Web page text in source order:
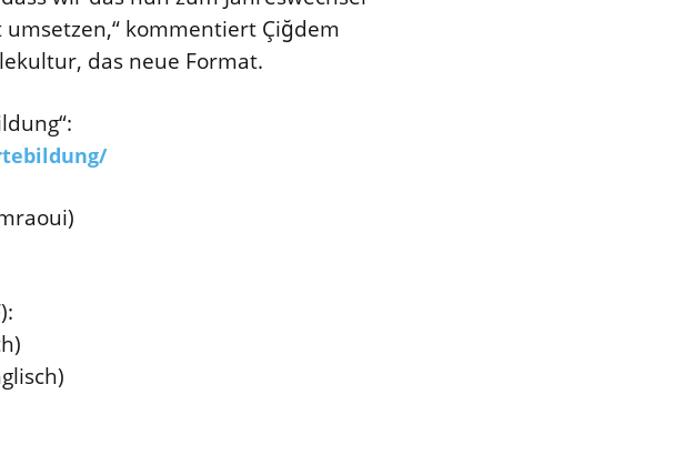
kommentiert Çiğdem
das neue Format.